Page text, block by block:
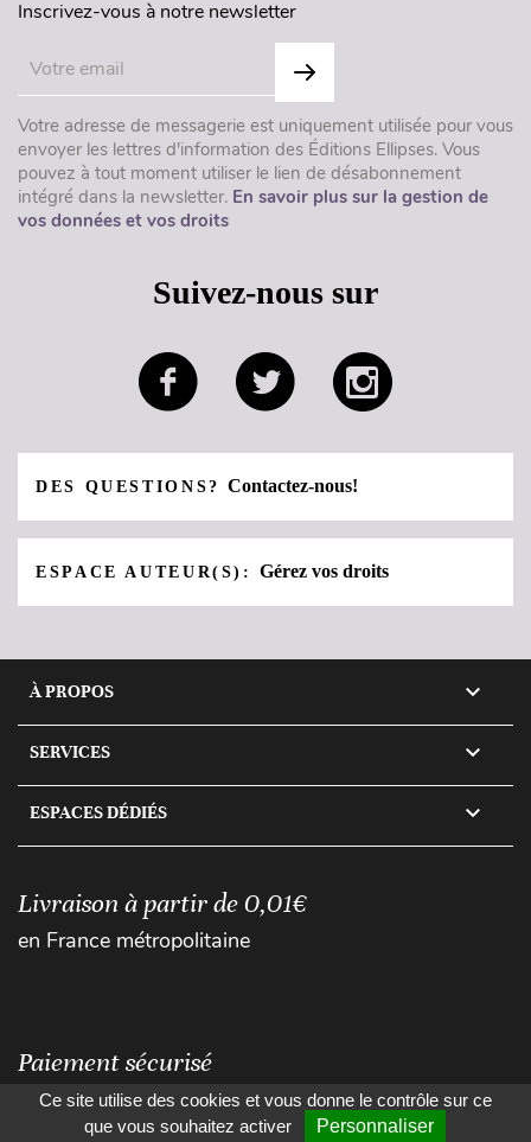
Inscrivez-vous à notre newsletter
Votre adresse de messagerie est uniquement utilisée pour vous
envoyer les lettres d'information des Éditions Ellipses. Vous
pouvez à tout moment utiliser le lien de désabonnement
intégré dans la newsletter. En savoir plus sur la gestion de
vos données et vos droits
Suivez-nous sur
DES QUESTIONS?Contactez-nous!
ESPACE AUTEUR(S):Gérez vos droits
À PROPOS 
SERVICES 
ESPACES DÉDIÉS 
Livraison à partir de 0,01€
en France métropolitaine
Paiement sécurisé
Ce site utilise des cookies et vous donne le contrôle sur ce
que vous souhaitez activer
Personnaliser